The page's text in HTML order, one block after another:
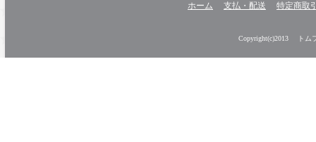
ホーム 支払・配送 特定商取
Copyright(c)2013 トム